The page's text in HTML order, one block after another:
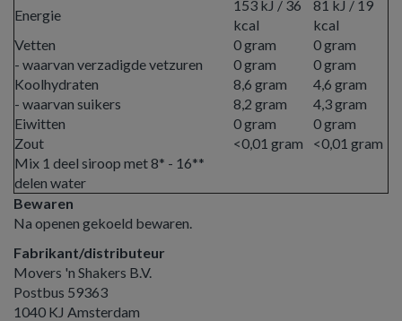
Energie
153 kJ / 36
kcal
81 kJ / 19
kcal
Vetten
- waarvan verzadigde vetzuren
0 gram
0 gram
0 gram
0 gram
Koolhydraten
- waarvan suikers
8,6 gram
8,2 gram
4,6 gram
4,3 gram
Eiwitten
0 gram
0 gram
Zout
<0,01 gram
<0,01 gram
Mix 1 deel siroop met 8* - 16**
delen water
Bewaren
Na openen gekoeld bewaren.
Fabrikant/distributeur
Movers 'n Shakers B.V.
Postbus 59363
1040 KJ Amsterdam